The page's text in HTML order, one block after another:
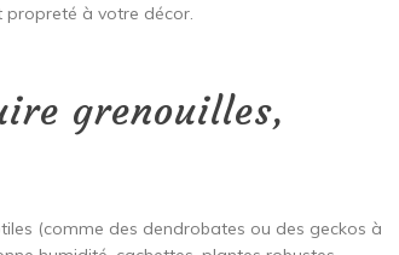
propreté à votre décor.
grenouilles,
(comme des dendrobates ou des geckos à